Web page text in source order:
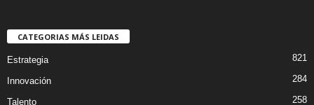
CATEGORIAS MÁS LEIDAS
Estrategia 821
Innovación 284
Talento 258